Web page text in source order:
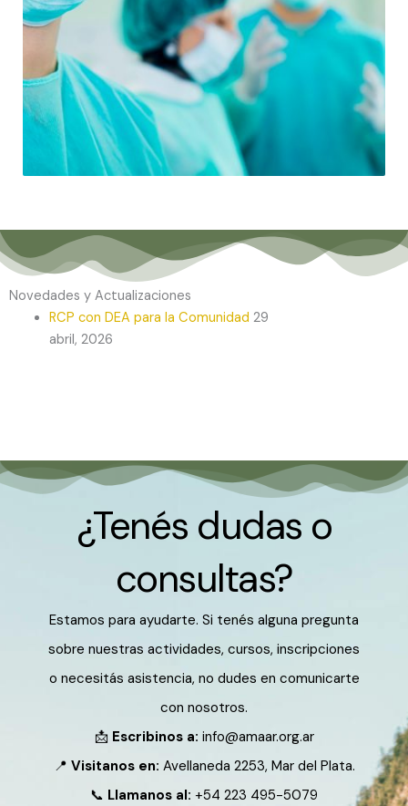
Novedades y Actualizaciones
RCP con DEA para la Comunidad 29
abril, 2026
¿Tenés dudas o
consultas?
Estamos para ayudarte. Si tenés alguna pregunta
sobre nuestras actividades, cursos, inscripciones
o necesitás asistencia, no dudes en comunicarte
con nosotros.
📩 Escribinos a: info@amaar.org.ar
📍 Visitanos en: Avellaneda 2253, Mar del Plata.
📞 Llamanos al: +54 223 495-5079